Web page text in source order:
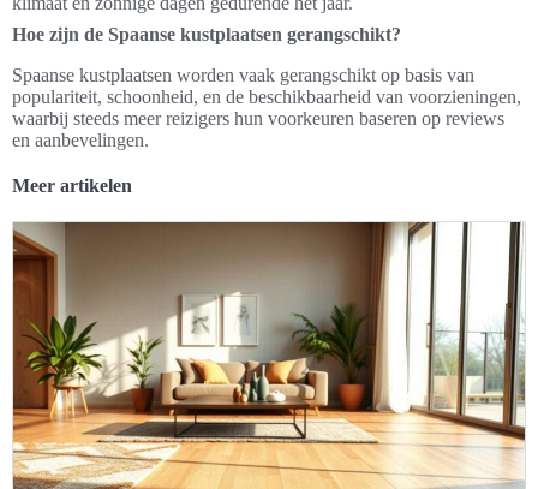
Hoe zijn de Spaanse kustplaatsen gerangschikt?
Spaanse kustplaatsen worden vaak gerangschikt op basis van
populariteit, schoonheid, en de beschikbaarheid van voorzieningen,
waarbij steeds meer reizigers hun voorkeuren baseren op reviews
en aanbevelingen.
Meer artikelen